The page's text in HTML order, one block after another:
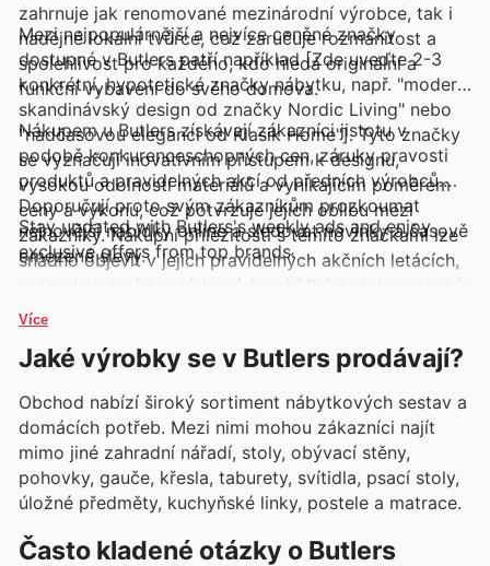
zahrnuje jak renomované mezinárodní výrobce, tak i
nadějné lokální tvůrce, což zaručuje rozmanitost a
spolehlivost pro každého, kdo hledá originální a
funkční vybavení do svého domova.
Mezi nejpopulárnější a nejvíce ceněné značky
dostupné v Butlers patří například [Zde uveďte 2-3
konkrétní, hypotetické značky nábytku, např. "moderní
skandinávský design od značky Nordic Living" nebo
"nadčasovou eleganci od Klasik Home"]. Tyto značky
se vyznačují inovativním přístupem k designu,
vysokou odolností materiálů a vynikajícím poměrem
ceny a výkonu, což potvrzuje jejich oblibu mezi
zákazníky. Nákupní příležitosti s těmito značkami lze
snadno objevit v jejich pravidelných akčních letácích,
online katalozích a týdenních nabídkách, kde nechybí
ani exkluzivní slevy a promo akce.
Nákupem u Butlers získávají zákazníci jistotu v
podobě konkurenceschopných cen, záruky pravosti
produktů a pravidelných akcí od předních výrobců.
Doporučují proto svým zákazníkům prozkoumat
nejnovější nabídky online a sledovat novinky a časově
omezené slevy.
Stay updated with Butlers's weekly ads and enjoy
exclusive offers from top brands.
Více
Jaké výrobky se v Butlers prodávají?
Obchod nabízí široký sortiment nábytkových sestav a
domácích potřeb. Mezi nimi mohou zákazníci najít
mimo jiné zahradní nářadí, stoly, obývací stěny,
pohovky, gauče, křesla, taburety, svítidla, psací stoly,
úložné předměty, kuchyňské linky, postele a matrace.
Často kladené otázky o Butlers